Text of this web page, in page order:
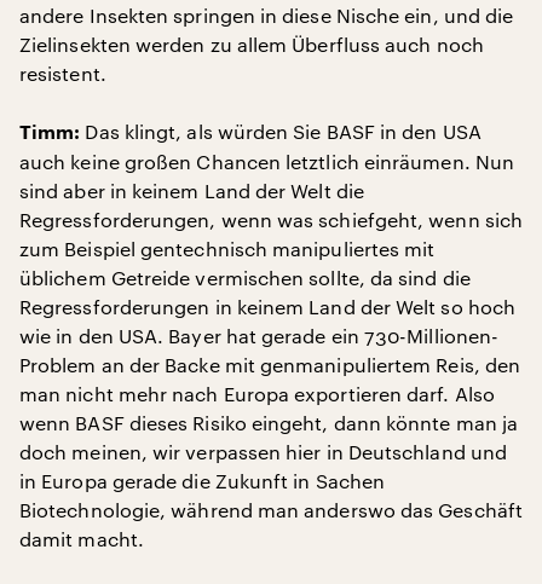
andere Insekten springen in diese Nische ein, und die
Zielinsekten werden zu allem Überfluss auch noch
resistent.
Timm: Das klingt, als würden Sie BASF in den USA
auch keine großen Chancen letztlich einräumen. Nun
sind aber in keinem Land der Welt die
Regressforderungen, wenn was schiefgeht, wenn sich
zum Beispiel gentechnisch manipuliertes mit
üblichem Getreide vermischen sollte, da sind die
Regressforderungen in keinem Land der Welt so hoch
wie in den USA. Bayer hat gerade ein 730-Millionen-
Problem an der Backe mit genmanipuliertem Reis, den
man nicht mehr nach Europa exportieren darf. Also
wenn BASF dieses Risiko eingeht, dann könnte man ja
doch meinen, wir verpassen hier in Deutschland und
in Europa gerade die Zukunft in Sachen
Biotechnologie, während man anderswo das Geschäft
damit macht.